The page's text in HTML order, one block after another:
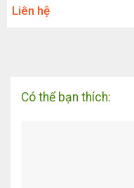
Liên hệ
Có thể bạn thích: